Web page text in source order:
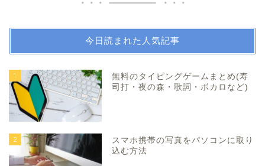
今日読まれた人気記事
1
無料のタイピングゲームまとめ(寿
司打・夜の森・歌詞・ボカロなど)
2
スマホ携帯の写真をパソコンに取り
込む方法